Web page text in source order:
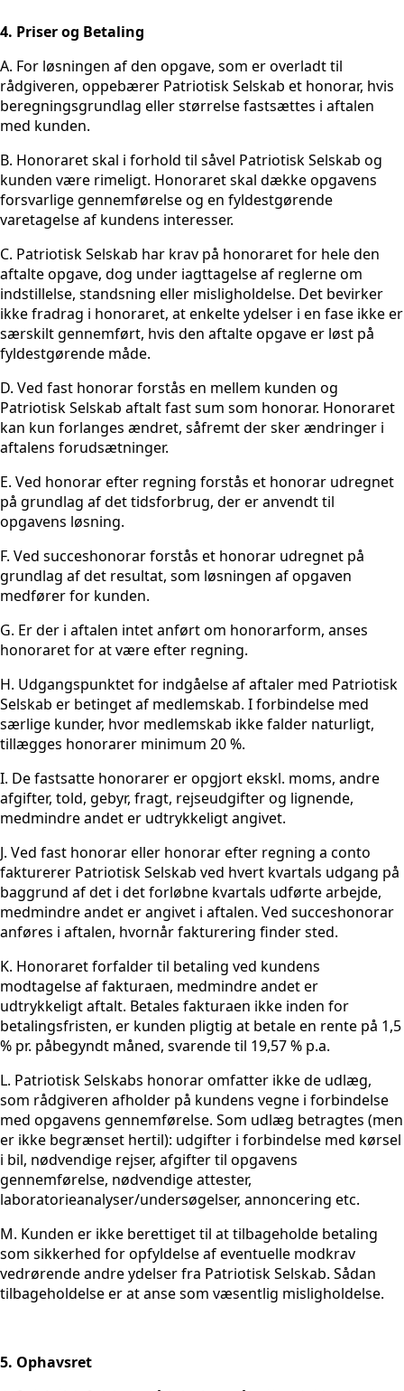
4. Priser og Betaling
A. For løsningen af den opgave, som er overladt til
rådgiveren, oppebærer Patriotisk Selskab et honorar, hvis
beregningsgrundlag eller størrelse fastsættes i aftalen
med kunden.
B. Honoraret skal i forhold til såvel Patriotisk Selskab og
kunden være rimeligt. Honoraret skal dække opgavens
forsvarlige gennemførelse og en fyldestgørende
varetagelse af kundens interesser.
C. Patriotisk Selskab har krav på honoraret for hele den
aftalte opgave, dog under iagttagelse af reglerne om
indstillelse, standsning eller misligholdelse. Det bevirker
ikke fradrag i honoraret, at enkelte ydelser i en fase ikke er
særskilt gennemført, hvis den aftalte opgave er løst på
fyldestgørende måde.
D. Ved fast honorar forstås en mellem kunden og
Patriotisk Selskab aftalt fast sum som honorar. Honoraret
kan kun forlanges ændret, såfremt der sker ændringer i
aftalens forudsætninger.
E. Ved honorar efter regning forstås et honorar udregnet
på grundlag af det tidsforbrug, der er anvendt til
opgavens løsning.
F. Ved succeshonorar forstås et honorar udregnet på
grundlag af det resultat, som løsningen af opgaven
medfører for kunden.
G. Er der i aftalen intet anført om honorarform, anses
honoraret for at være efter regning.
H. Udgangspunktet for indgåelse af aftaler med Patriotisk
Selskab er betinget af medlemskab. I forbindelse med
særlige kunder, hvor medlemskab ikke falder naturligt,
tillægges honorarer minimum 20 %.
I. De fastsatte honorarer er opgjort ekskl. moms, andre
afgifter, told, gebyr, fragt, rejseudgifter og lignende,
medmindre andet er udtrykkeligt angivet.
J. Ved fast honorar eller honorar efter regning a conto
fakturerer Patriotisk Selskab ved hvert kvartals udgang på
baggrund af det i det forløbne kvartals udførte arbejde,
medmindre andet er angivet i aftalen. Ved succeshonorar
anføres i aftalen, hvornår fakturering finder sted.
K. Honoraret forfalder til betaling ved kundens
modtagelse af fakturaen, medmindre andet er
udtrykkeligt aftalt. Betales fakturaen ikke inden for
betalingsfristen, er kunden pligtig at betale en rente på 1,5
% pr. påbegyndt måned, svarende til 19,57 % p.a.
L. Patriotisk Selskabs honorar omfatter ikke de udlæg,
som rådgiveren afholder på kundens vegne i forbindelse
med opgavens gennemførelse. Som udlæg betragtes (men
er ikke begrænset hertil): udgifter i forbindelse med kørsel
i bil, nødvendige rejser, afgifter til opgavens
gennemførelse, nødvendige attester,
laboratorieanalyser/undersøgelser, annoncering etc.
M. Kunden er ikke berettiget til at tilbageholde betaling
som sikkerhed for opfyldelse af eventuelle modkrav
vedrørende andre ydelser fra Patriotisk Selskab. Sådan
tilbageholdelse er at anse som væsentlig misligholdelse.
5. Ophavsret